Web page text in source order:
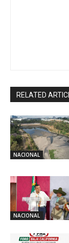
RELATED
NACIONAL
NACIONAL